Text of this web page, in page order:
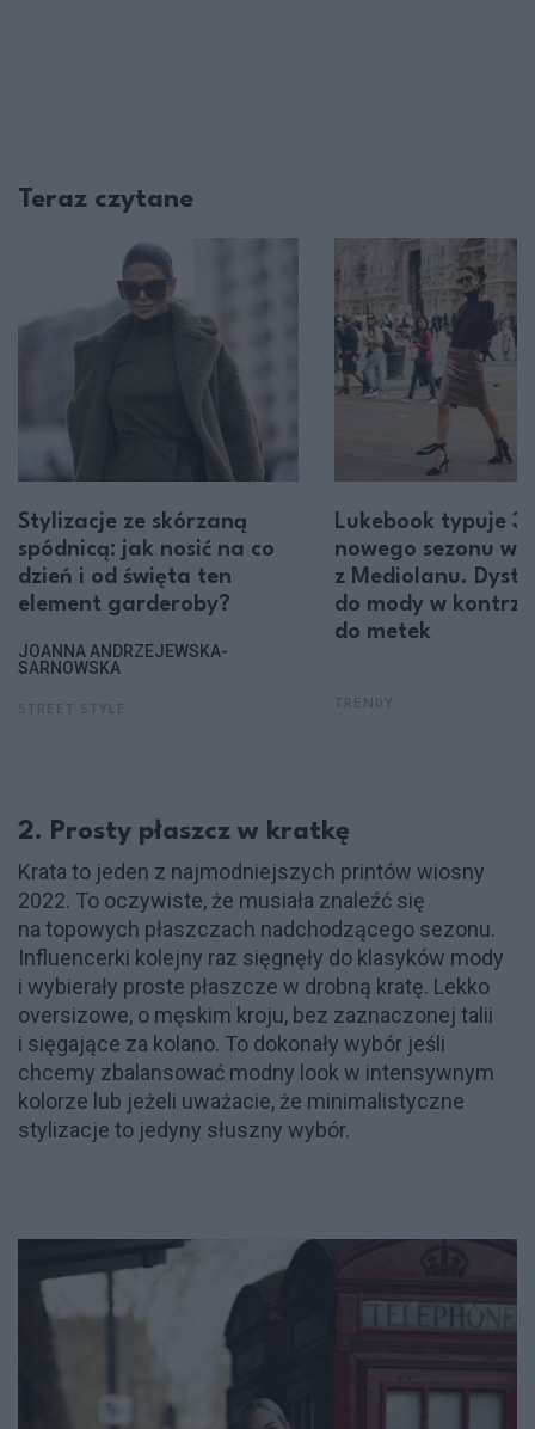
Teraz czytane
Stylizacje ze skórzaną
spódnicą: jak nosić na co
dzień i od święta ten
element garderoby?
JOANNA ANDRZEJEWSKA-
SARNOWSKA
Lukebook typuje 3
nowego sezonu
z Mediolanu.
do mody w kontrze
do metek
2. Prosty płaszcz w kratkę
Krata to jeden z najmodniejszych printów wiosny
2022. To oczywiste, że musiała znaleźć się
na topowych płaszczach nadchodzącego sezonu.
Influencerki kolejny raz sięgnęły do klasyków mody
i wybierały proste płaszcze w drobną kratę. Lekko
oversizowe, o męskim kroju, bez zaznaczonej talii
i sięgające za kolano. To dokonały wybór jeśli
chcemy zbalansować modny look w intensywnym
kolorze lub jeżeli uważacie, że minimalistyczne
stylizacje to jedyny słuszny wybór.